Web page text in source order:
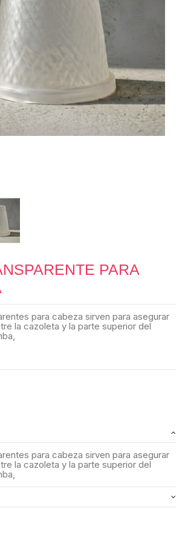
PARA
para cabeza sirven para asegurar
la cazoleta y la parte superior del
para cabeza sirven para asegurar
la cazoleta y la parte superior del